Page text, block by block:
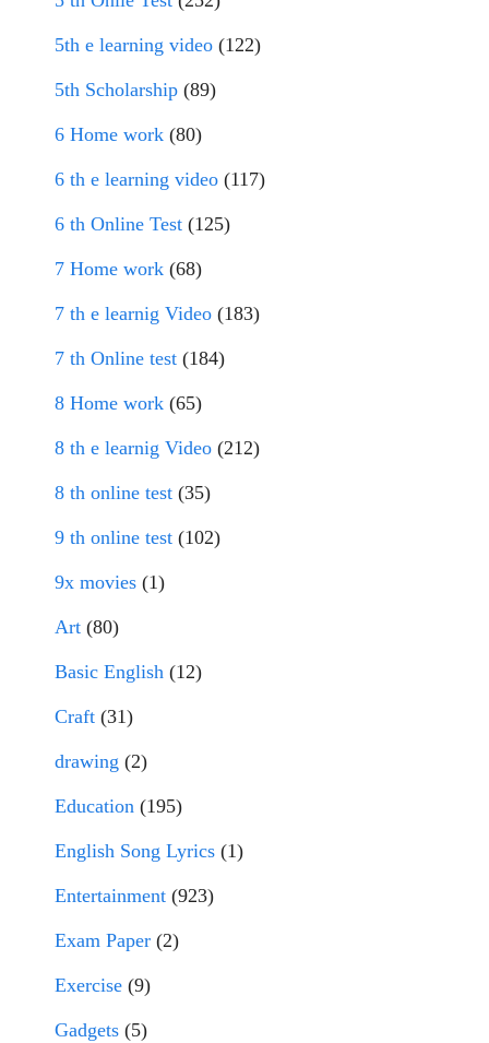
5th e learning video (122)
5th Scholarship (89)
6 Home work (80)
6 th e learning video (117)
6 th Online Test (125)
7 Home work (68)
7 th e learnig Video (183)
7 th Online test (184)
8 Home work (65)
8 th e learnig Video (212)
8 th online test (35)
9 th online test (102)
9x movies (1)
Art (80)
Basic English (12)
Craft (31)
drawing (2)
Education (195)
English Song Lyrics (1)
Entertainment (923)
Exam Paper (2)
Exercise (9)
Gadgets (5)